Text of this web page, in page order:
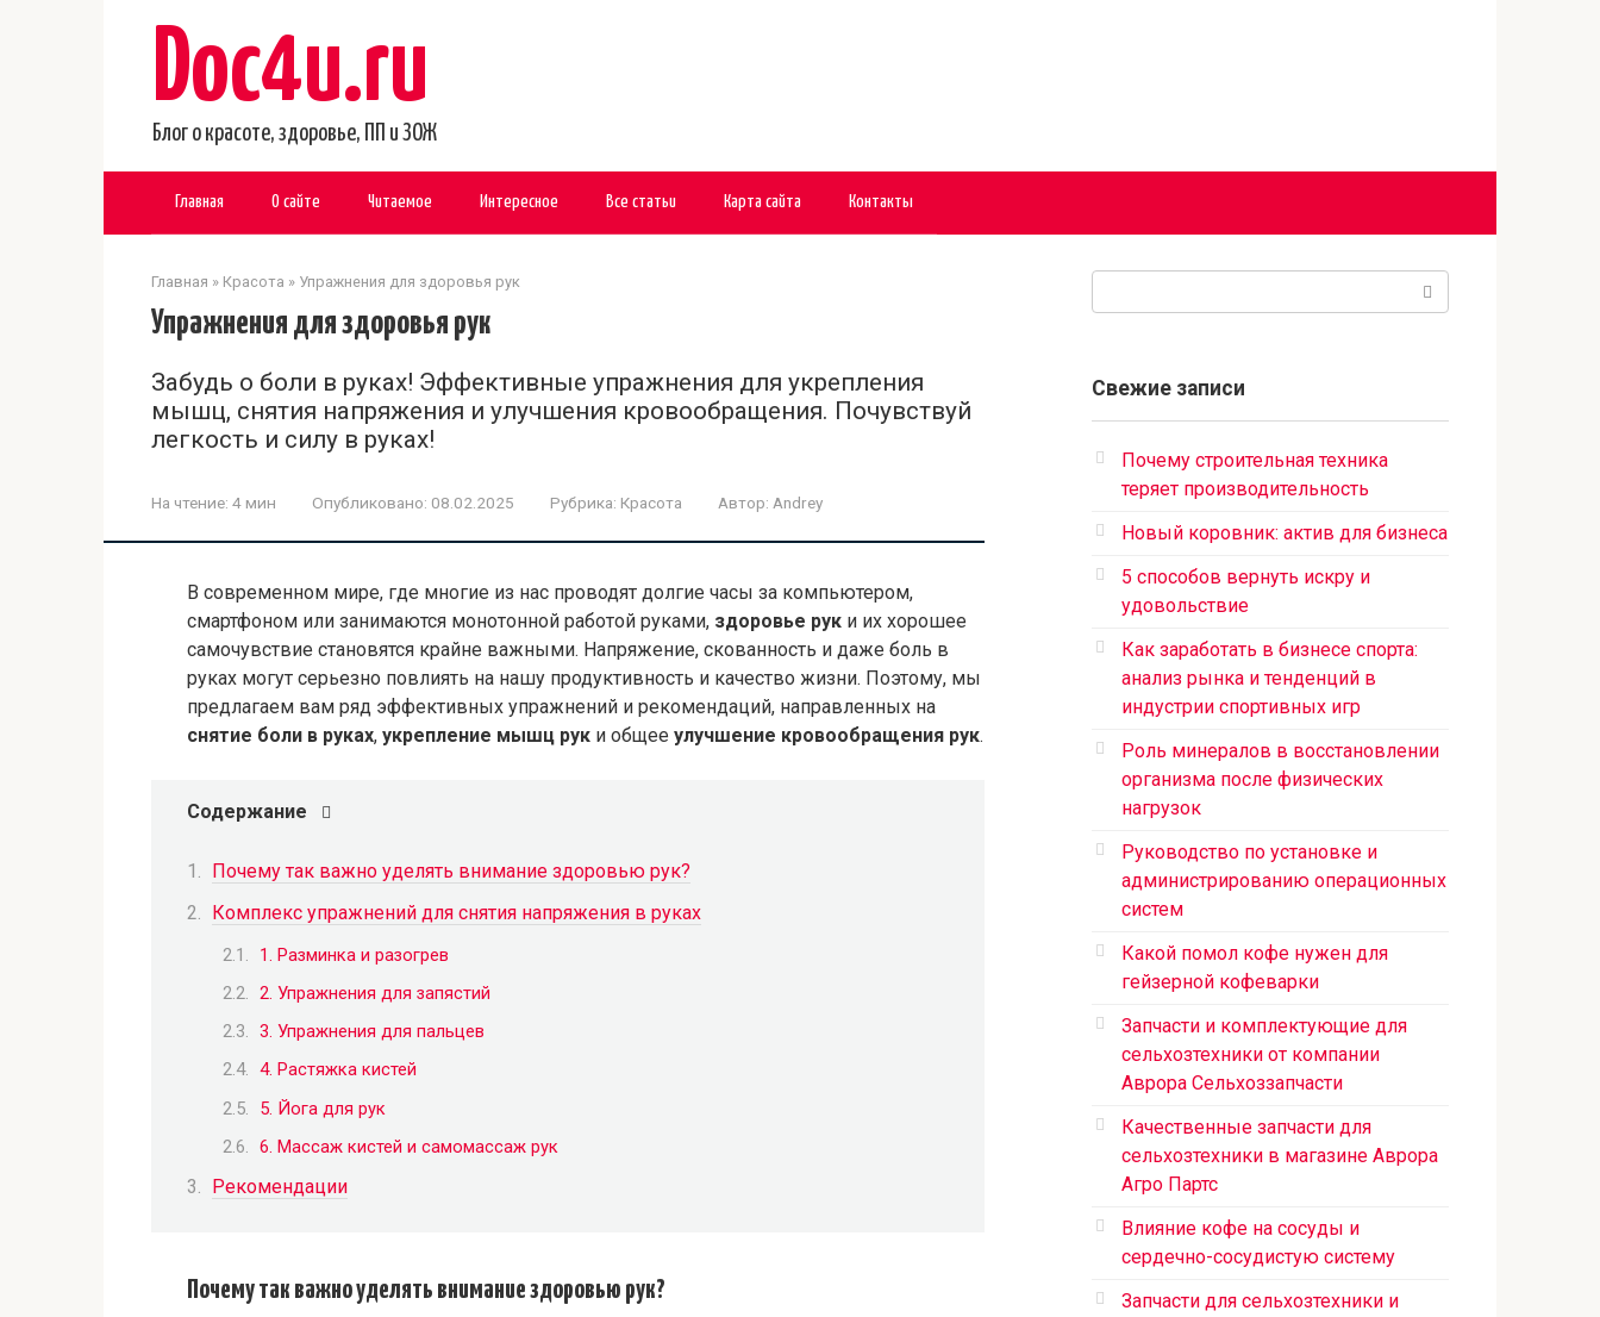
Doc4u.ru
Блог о красоте, здоровье, ПП и ЗОЖ
Главная О сайте Читаемое Интересное Все статьи Карта сайта Контакты
Главная » Красота » Упражнения для здоровья рук
Упражнения для здоровья рук
Забудь о боли в руках! Эффективные упражнения для укрепления
мышц, снятия напряжения и улучшения кровообращения. Почувствуй
легкость и силу в руках!
На чтение: 4 мин Опубликовано: 08.02.2025 Рубрика: Красота Автор: Andrey
В современном мире, где многие из нас проводят долгие часы за компьютером,
смартфоном или занимаются монотонной работой руками, здоровье рук и их хорошее
самочувствие становятся крайне важными. Напряжение, скованность и даже боль в
руках могут серьезно повлиять на нашу продуктивность и качество жизни. Поэтому, мы
предлагаем вам ряд эффективных упражнений и рекомендаций, направленных на
снятие боли в руках, укрепление мышц рук и общее улучшение кровообращения рук.
Содержание
Почему так важно уделять внимание здоровью рук?
Комплекс упражнений для снятия напряжения в руках
1. Разминка и разогрев
2. Упражнения для запястий
3. Упражнения для пальцев
4. Растяжка кистей
5. Йога для рук
6. Массаж кистей и самомассаж рук
Рекомендации
Почему так важно уделять внимание здоровью рук?
Свежие записи
Почему строительная техника
теряет производительность
Новый коровник: актив для бизнеса
5 способов вернуть искру и
удовольствие
Как заработать в бизнесе спорта:
анализ рынка и тенденций в
индустрии спортивных игр
Роль минералов в восстановлении
организма после физических
нагрузок
Руководство по установке и
администрированию операционных
систем
Какой помол кофе нужен для
гейзерной кофеварки
Запчасти и комплектующие для
сельхозтехники от компании
Аврора Сельхоззапчасти
Качественные запчасти для
сельхозтехники в магазине Аврора
Агро Партс
Влияние кофе на сосуды и
сердечно-сосудистую систему
Запчасти для сельхозтехники и